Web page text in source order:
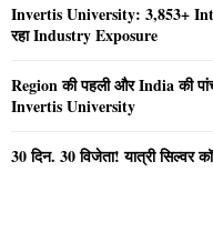
Invertis University: 3,853+
रहा Industry Exposure
Region की पहली और India की
Invertis University
30 दिन. 30 विजेता! यात्री सिल्वर